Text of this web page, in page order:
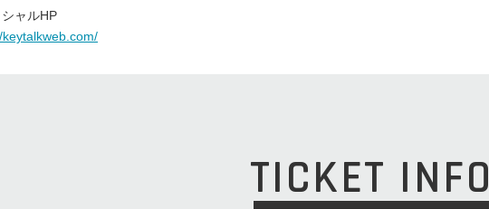
ャルHP
keytalkweb.com/
TICKET INFO